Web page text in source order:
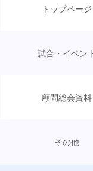
トップページ
試合・イベン
顧問総会資料
その他